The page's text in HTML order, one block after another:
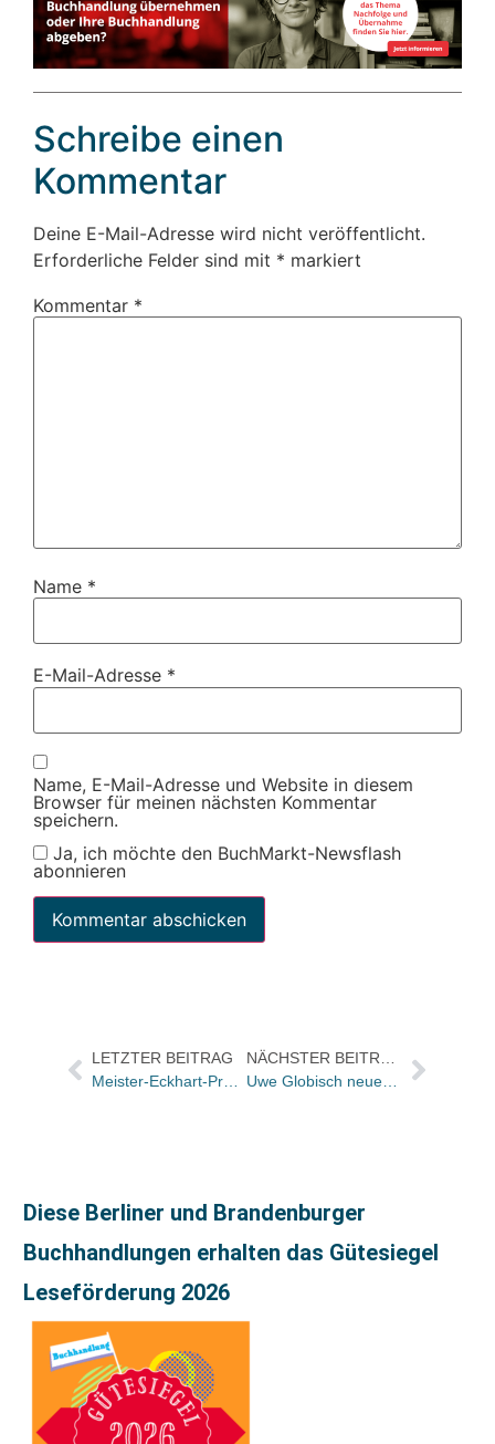
Schreibe einen
Kommentar
Deine E-Mail-Adresse wird nicht veröffentlicht.
Erforderliche Felder sind mit * markiert
Kommentar *
Name *
E-Mail-Adresse *
Name, E-Mail-Adresse und Website in diesem
Browser für meinen nächsten Kommentar
speichern.
Ja, ich möchte den BuchMarkt-Newsflash
abonnieren
LETZTER BEITRAG
Meister-Eckhart-Preis an Seyla Benhabib
NÄCHSTER BEITRAG
Uwe Globisch neuer Programmleiter bei Kösel
Diese Berliner und Brandenburger
Buchhandlungen erhalten das Gütesiegel
Leseförderung 2026